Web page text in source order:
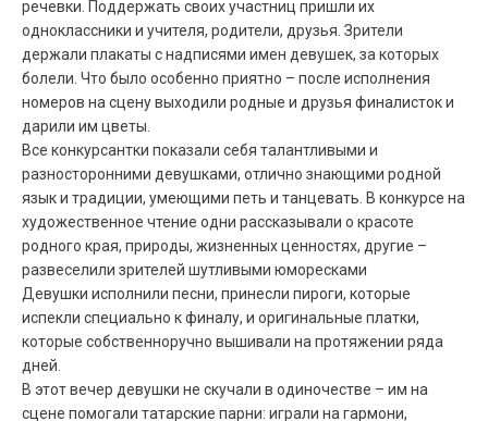
речевки. Поддержать своих участниц пришли их
одноклассники и учителя, родители, друзья. Зрители
держали плакаты с надписями имен девушек, за которых
болели. Что было особенно приятно – после исполнения
номеров на сцену выходили родные и друзья финалисток и
дарили им цветы.
Все конкурсантки показали себя талантливыми и
разносторонними девушками, отлично знающими родной
язык и традиции, умеющими петь и танцевать. В конкурсе на
художественное чтение одни рассказывали о красоте
родного края, природы, жизненных ценностях, другие –
развеселили зрителей шутливыми юморесками
Девушки исполнили песни, принесли пироги, которые
испекли специально к финалу, и оригинальные платки,
которые собственноручно вышивали на протяжении ряда
дней.
В этот вечер девушки не скучали в одиночестве – им на
сцене помогали татарские парни: играли на гармони,